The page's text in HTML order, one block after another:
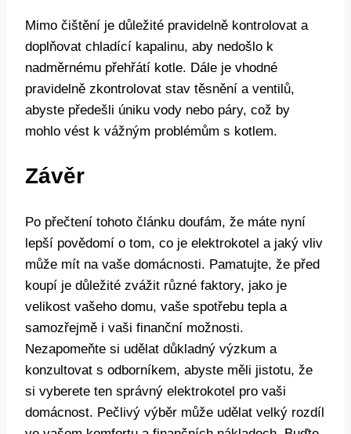
Mimo čištění je důležité pravidelně ‌kontrolovat a
doplňovat⁤ chladící kapalinu, aby nedošlo k
nadměrnému přehřátí ⁣kotle.​ Dále ​je vhodné
pravidelně zkontrolovat stav těsnění a ventilů,
‍abyste⁢ předešli úniku vody‌ nebo páry, což by‌
mohlo vést k vážným problémům s kotlem.
Závěr
Po​ přečtení tohoto článku​ doufám, ⁣že⁣ máte nyní
lepší povědomí o tom, co ⁢je elektrokotel a jaký vliv
může mít na ​vaše ⁢domácnosti. Pamatujte,​ že před
koupí je důležité zvážit různé faktory, jako je
‍velikost vašeho domu, vaše spotřebu tepla⁣ a
samozřejmě ⁤i vaši finanční možnosti.
Nezapomeňte si udělat důkladný výzkum⁤ a
konzultovat​ s odborníkem, abyste měli ​jistotu, že
si vyberete ten správný elektrokotel pro vaši
domácnost. Pečlivý výběr může‍ udělat velký⁤ rozdíl